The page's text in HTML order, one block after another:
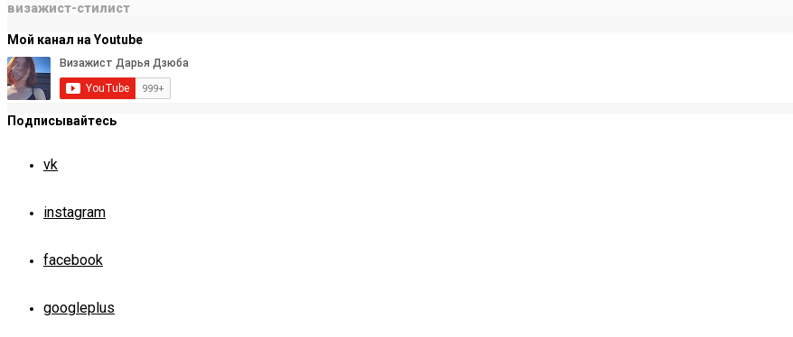
визажист-стилист
Мой канал на Youtube
Подписывайтесь
vk
instagram
facebook
googleplus